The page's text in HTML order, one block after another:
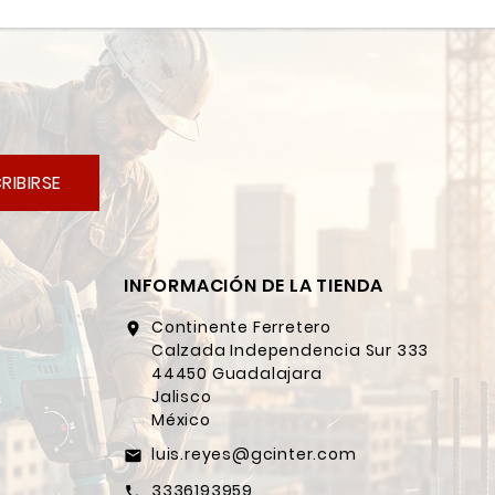
INFORMACIÓN DE LA TIENDA
location_on Continente Ferretero
Calzada Independencia Sur 333
44450 Guadalajara
Jalisco
México
email luis.reyes@gcinter.com
3336193959